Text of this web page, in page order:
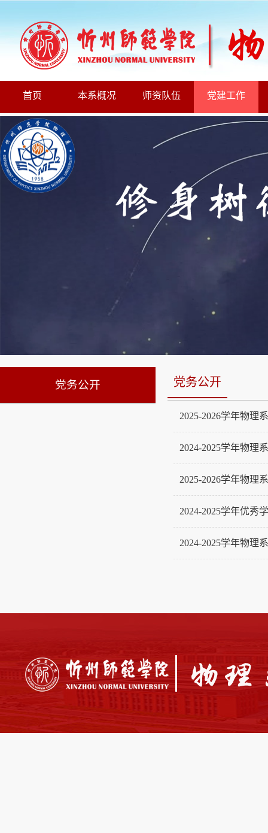
首页 本系概况 师资队伍 党建工作
党务公开 党务公开
2025-2026学年物理
2024-2025学年物理
2025-2026学年物理
2024-2025学年优秀
2024-2025学年物理